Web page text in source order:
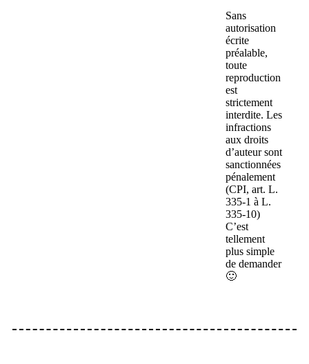
Sans
autorisation
écrite
préalable,
toute
reproduction
est
strictement
interdite. Les
infractions
aux droits
d’auteur sont
sanctionnées
pénalement
(CPI, art. L.
335-1 à L.
335-10)
C’est
tellement
plus simple
de demander
🙂